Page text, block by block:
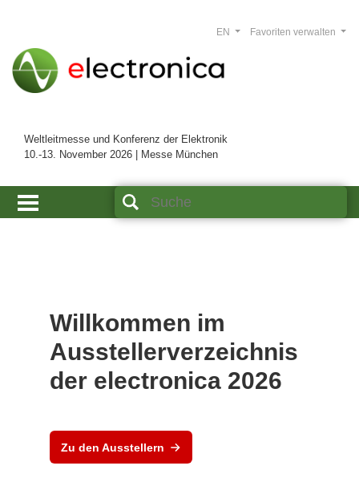
Weltleitmesse und Konferenz der Elektronik
10.-13. November 2026 | Messe München
Favoriten verwalten
EN
Willkommen im
Ausstellerverzeichnis
der electronica 2026
Zu den Ausstellern